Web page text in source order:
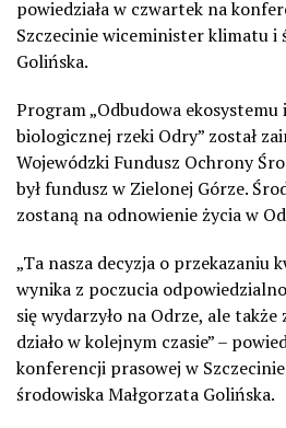
powiedziała w czwartek na
Szczecinie wiceminister klimatu i
Golińska.
Program „Odbudowa
biologicznej rzeki Odry” został
Wojewódzki Fundusz Ochrony
był fundusz w Zielonej Górze.
zostaną na odnowienie życia w
„Ta nasza decyzja o przekazaniu
wynika z poczucia
się wydarzyło na Odrze, ale także
działo w kolejnym czasie” –
konferencji prasowej w
środowiska Małgorzata Golińska.